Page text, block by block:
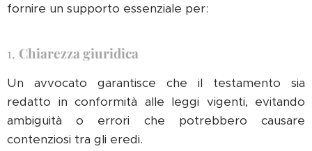
fornire un supporto essenziale per:
1. Chiarezza giuridica
Un avvocato garantisce che il testamento sia
redatto in conformità alle leggi vigenti, evitando
ambiguità o errori che potrebbero causare
contenziosi tra gli eredi.